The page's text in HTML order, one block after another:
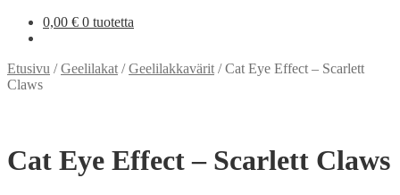
0,00 € 0 tuotetta
Etusivu /Geelilakat /Geelilakkavärit /Cat Eye Effect – Scarlett
Claws
Cat Eye Effect – Scarlett Claws